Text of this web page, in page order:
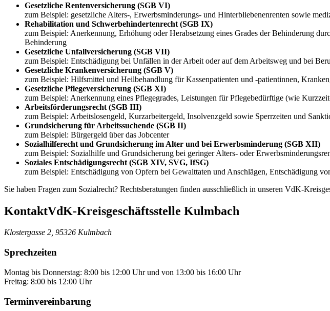
Gesetzliche Rentenversicherung (SGB VI)
zum Beispiel: gesetzliche Alters-, Erwerbsminderungs- und Hinterbliebenenrenten sowie
Rehabilitation und Schwerbehindertenrecht (SGB IX)
zum Beispiel: Anerkennung, Erhöhung oder Herabsetzung eines Grades der Behinderung
Behinderung
Gesetzliche Unfallversicherung (SGB VII)
zum Beispiel: Entschädigung bei Unfällen in der Arbeit oder auf dem Arbeitsweg und bei
Gesetzliche Krankenversicherung (SGB V)
zum Beispiel: Hilfsmittel und Heilbehandlung für Kassenpatienten und -patientinnen,
Gesetzliche Pflegeversicherung (SGB XI)
zum Beispiel: Anerkennung eines Pflegegrades, Leistungen für Pflegebedürftige (wie
Arbeitsförderungsrecht (SGB III)
zum Beispiel: Arbeitslosengeld, Kurzarbeitergeld, Insolvenzgeld sowie Sperrzeiten und
Grundsicherung für Arbeitssuchende (SGB II)
zum Beispiel: Bürgergeld über das Jobcenter
Sozialhilferecht und Grundsicherung im Alter und bei Erwerbsminderung (SGB XII)
zum Beispiel: Sozialhilfe und Grundsicherung bei geringer Alters- oder
Soziales Entschädigungsrecht (SGB XIV, SVG, IfSG)
zum Beispiel: Entschädigung von Opfern bei Gewalttaten und Anschlägen, Entschädigung
Sie haben Fragen zum Sozialrecht? Rechtsberatungen finden ausschließlich in unseren VdK-
KontaktVdK-Kreisgeschäftsstelle Kulmbach
Klostergasse 2, 95326 Kulmbach
Sprechzeiten
Montag bis Donnerstag: 8:00 bis 12:00 Uhr und von 13:00 bis 16:00 Uhr
Freitag: 8:00 bis 12:00 Uhr
Terminvereinbarung